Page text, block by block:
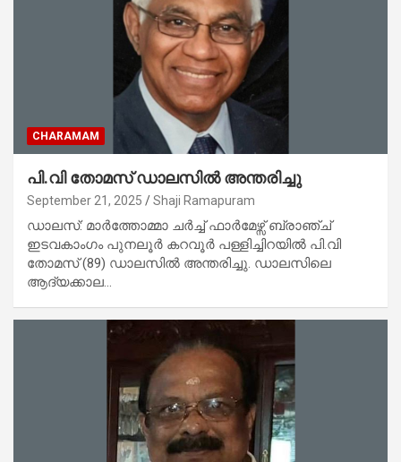
CHARAMAM
പി.വി തോമസ് ഡാലസിൽ അന്തരിച്ചു
September 21, 2025 Shaji Ramapuram
ഡാലസ്: മാർത്തോമ്മാ ചർച്ച് ഫാർമേഴ്സ് ബ്രാഞ്ച്
ഇടവകാംഗം പുനലൂർ കറവൂർ പള്ളിച്ചിറയിൽ പി.വി
തോമസ് (89) ഡാലസിൽ അന്തരിച്ചു. ഡാലസിലെ
ആദ്യക്കാല…